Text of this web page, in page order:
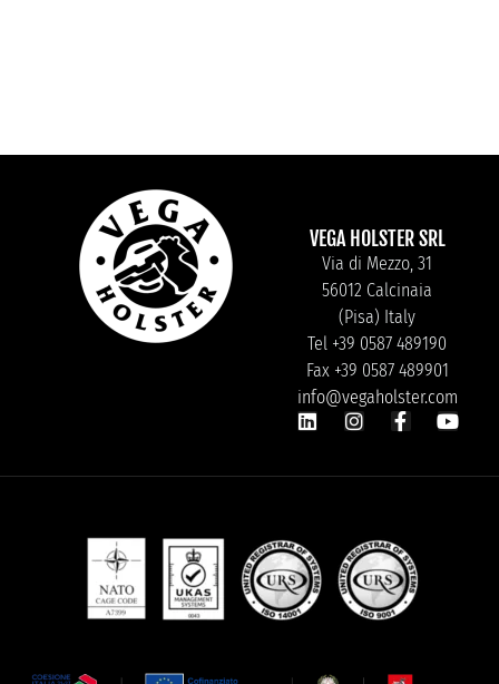
VEGA HOLSTER SRL
Via di Mezzo, 31
56012 Calcinaia
(Pisa) Italy
Tel +39 0587 489190
Fax +39 0587 489901
info@vegaholster.com